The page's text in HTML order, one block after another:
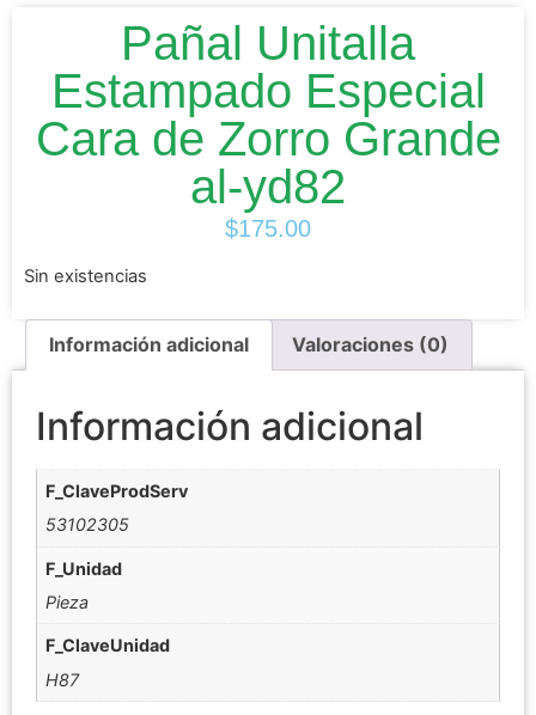
Pañal Unitalla
Estampado Especial
Cara de Zorro Grande
al-yd82
$175.00
Sin existencias
Información adicional Valoraciones (0)
Información adicional
F_ClaveProdServ
53102305
F_Unidad
Pieza
F_ClaveUnidad
H87